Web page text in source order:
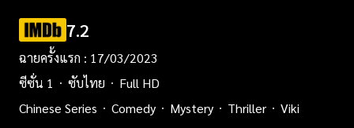
7.2
ฉายครั้งแรก : 17/03/2023
ซีซั่น 1
ซับไทย
Full HD
Chinese Series
Comedy Mystery Thriller Viki